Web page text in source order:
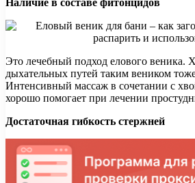
Это лечебный подход елового веника.
дыхательных путей таким веником
Интенсивный массаж в сочетании с
хорошо помогает при лечении
Достаточная гибкость стержней